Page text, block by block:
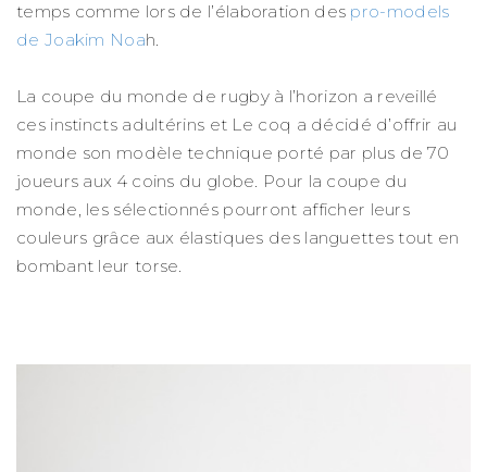
temps comme lors de l’élaboration des pro-models
de Joakim Noah.
La coupe du monde de rugby à l’horizon a reveillé
ces instincts adultérins et Le coq a décidé d’offrir au
monde son modèle technique porté par plus de 70
joueurs aux 4 coins du globe. Pour la coupe du
monde, les sélectionnés pourront afficher leurs
couleurs grâce aux élastiques des languettes tout en
bombant leur torse.